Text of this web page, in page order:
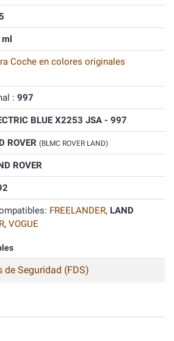
Coche en colores originales
: 997
BLUE X2253 JSA - 997
ROVER (BLMC ROVER LAND)
ROVER
FREELANDER, LAND
, VOGUE
de Seguridad (FDS)